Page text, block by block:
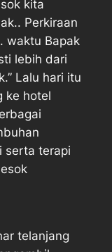
kita
Perkiraan
waktu Bapak
lebih dari
Lalu hari itu
ke hotel
serta terapi
telanjang